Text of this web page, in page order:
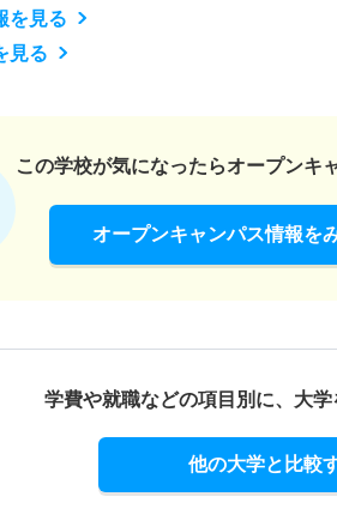
を見る
見る
この学校が気になったらオープンキ
オープンキャンパス情報を
学費や就職などの項目別に、 大学
他の大学と比較